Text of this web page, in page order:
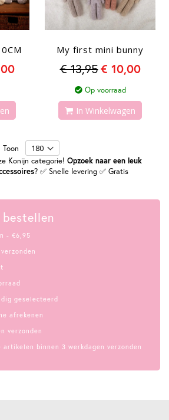
My first mini bunny
€ 13,95€ 10,00
Op voorraad
In Winkelwagen
Toon
Konijn categorie! Opzoek naar een leuk
? ✅ Snelle levering ✅ Gratis
- €6,95
geselecteerd
afrekenen
verzonden
artikelen binnen 3 werkdagen verzonden